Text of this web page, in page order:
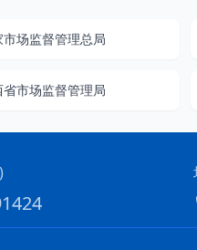
市场监督管理总局
省市场监督管理局